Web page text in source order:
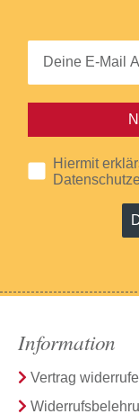
Hiermit
Information
Vertrag